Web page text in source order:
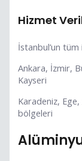
Hizmet
İstanbul’un tüm
Ankara, İzmir,
Kayseri
Karadeniz,
bölgeleri